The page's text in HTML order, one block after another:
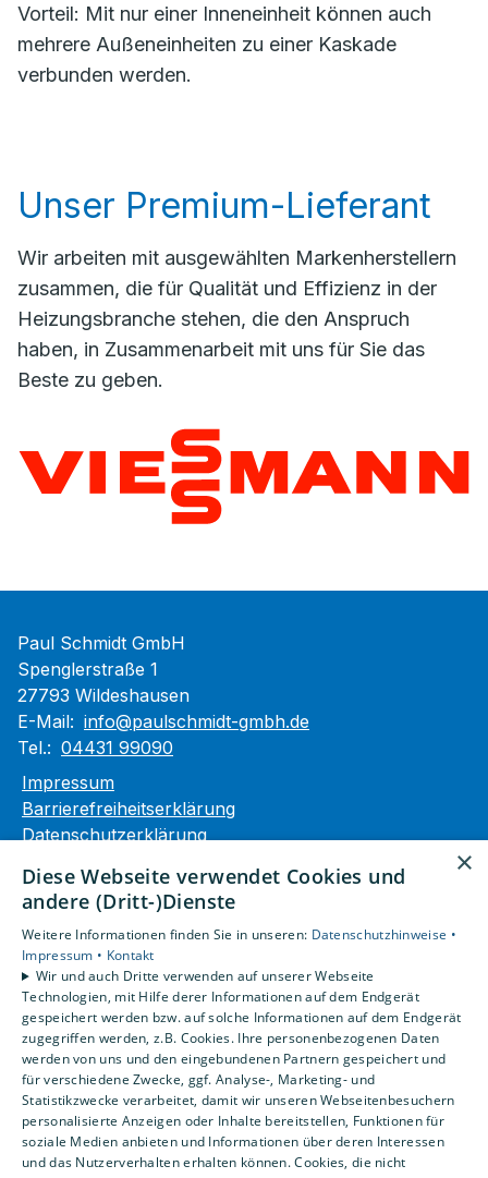
Vorteil: Mit nur einer Inneneinheit können auch
mehrere Außeneinheiten zu einer Kaskade
verbunden werden.
Unser Premium-Lieferant
Wir arbeiten mit ausgewählten Markenherstellern
zusammen, die für Qualität und Effizienz in der
Heizungsbranche stehen, die den Anspruch
haben, in Zusammenarbeit mit uns für Sie das
Beste zu geben.
Paul Schmidt GmbH
Spenglerstraße 1
27793 Wildeshausen
E-Mail: info@paulschmidt-gmbh.de
Tel.: 04431 99090
Impressum
Barrierefreiheitserklärung
Datenschutzerklärung
Unsere Bereiche
Privatkunden
Gewerbekunden
Karriere
Unternehmen
Kontakt
×
Diese Webseite verwendet Cookies und
andere (Dritt-)Dienste
Weitere Informationen finden Sie in unseren: Datenschutzhinweise •
Impressum • Kontakt
Wir und auch Dritte verwenden auf unserer Webseite
Technologien, mit Hilfe derer Informationen auf dem Endgerät
gespeichert werden bzw. auf solche Informationen auf dem Endgerät
zugegriffen werden, z.B. Cookies. Ihre personenbezogenen Daten
werden von uns und den eingebundenen Partnern gespeichert und
für verschiedene Zwecke, ggf. Analyse-, Marketing- und
Statistikzwecke verarbeitet, damit wir unseren Webseitenbesuchern
personalisierte Anzeigen oder Inhalte bereitstellen, Funktionen für
soziale Medien anbieten und Informationen über deren Interessen
und das Nutzerverhalten erhalten können. Cookies, die nicht